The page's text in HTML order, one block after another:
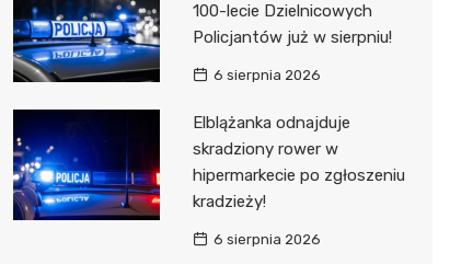
100-lecie Dzielnicowych
Policjantów już w sierpniu!
6 sierpnia 2026
Elblążanka odnajduje
skradziony rower w
hipermarkecie po zgłoszeniu
kradzieży!
6 sierpnia 2026